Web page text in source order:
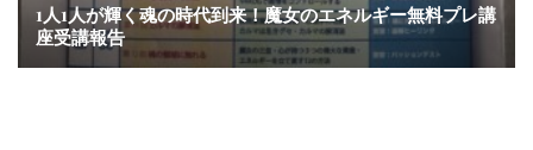
1人1人が輝く魂の時代到来！魔女のエネルギー無料プレ講
座受講報告